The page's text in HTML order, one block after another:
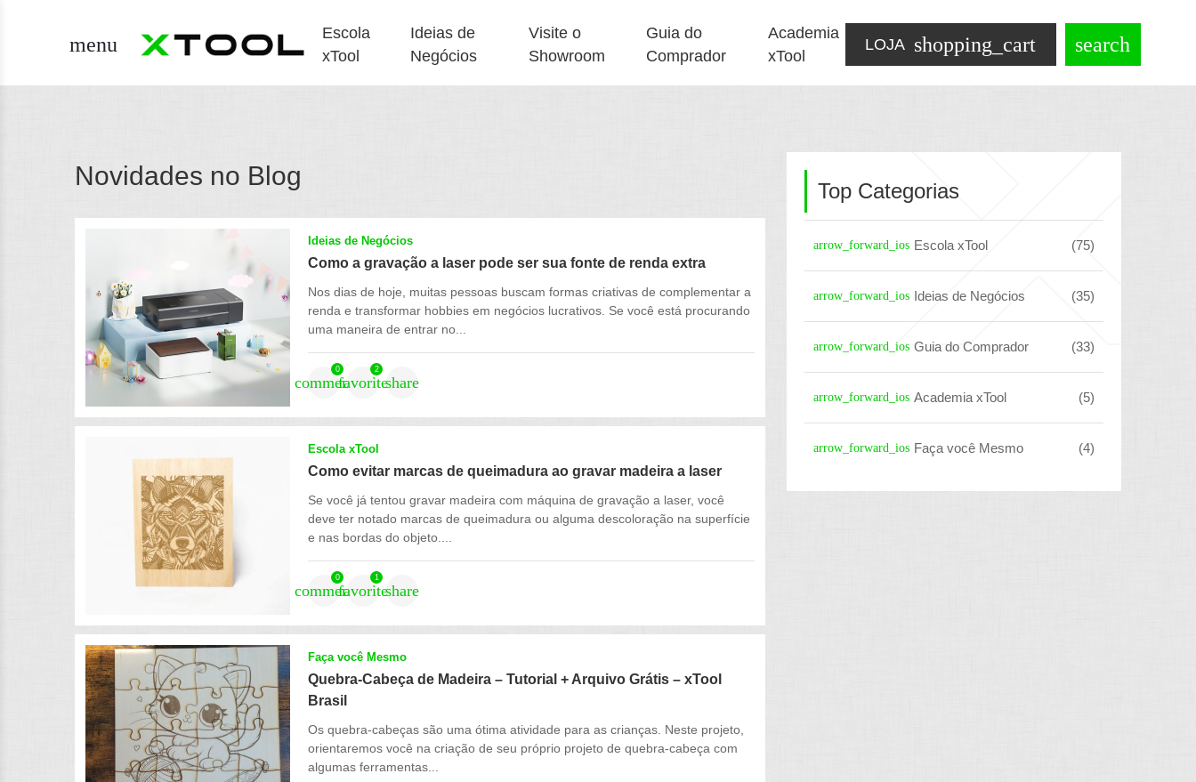
menu
Escola
xTool
Ideias de
Negócios
Visite o
Showroom
Guia do
Comprador
Academia
xTool
LOJA shopping_cart search
Novidades no Blog
Ideias de Negócios
Como a gravação a laser pode ser sua fonte de renda extra
Nos dias de hoje, muitas pessoas buscam formas criativas de complementar a
renda e transformar hobbies em negócios lucrativos. Se você está procurando
uma maneira de entrar no...
comment
0
favorite
2
share
Escola xTool
Como evitar marcas de queimadura ao gravar madeira a laser
Se você já tentou gravar madeira com máquina de gravação a laser, você
deve ter notado marcas de queimadura ou alguma descoloração na superfície
e nas bordas do objeto....
comment
0
favorite
1
share
Faça você Mesmo
Quebra-Cabeça de Madeira – Tutorial + Arquivo Grátis – xTool
Brasil
Os quebra-cabeças são uma ótima atividade para as crianças. Neste projeto,
orientaremos você na criação de seu próprio projeto de quebra-cabeça com
algumas ferramentas...
Top Categorias
arrow_forward_ios Escola xTool (75)
arrow_forward_ios Ideias de Negócios (35)
arrow_forward_ios Guia do Comprador (33)
arrow_forward_ios Academia xTool (5)
arrow_forward_ios Faça você Mesmo (4)